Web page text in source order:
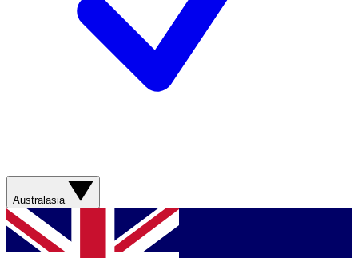
Australasia